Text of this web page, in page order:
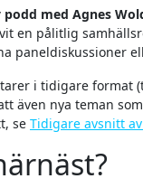
podd med Agnes
en pålitlig
paneldiskussioner
i tidigare format
även nya teman
se Tidigare avsnitt